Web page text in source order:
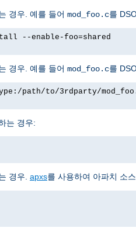
경우. 예를 들어 mod_foo.c를
--enable-foo=shared
경우. 예를 들어 mod_foo.c를
path/to/3rdparty/
는 경우:
경우. apxs를 사용하여 아파치 소